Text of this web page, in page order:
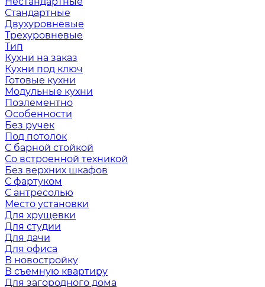
Стандартные
Двухуровневые
Трехуровневые
Тип
Кухни на заказ
Кухни под ключ
Готовые кухни
Модульные кухни
Поэлементно
Особенности
Без ручек
Под потолок
С барной стойкой
Со встроенной техникой
Без верхних шкафов
С фартуком
С антресолью
Место установки
Для хрущевки
Для студии
Для дачи
Для офиса
В новостройку
В съемную квартиру
Для загородного дома